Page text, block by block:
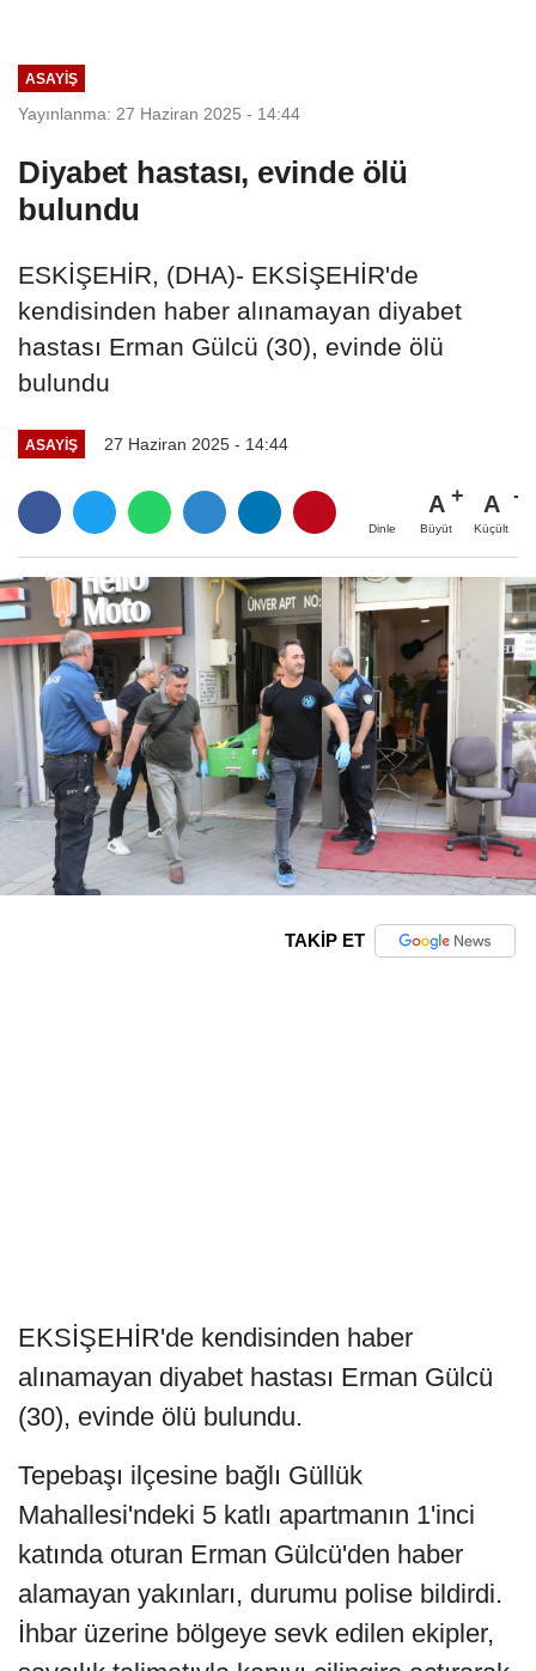
ASAYIŞ
Yayınlanma: 27 Haziran 2025 - 14:44
Diyabet hastası, evinde ölü
bulundu
ESKİŞEHİR, (DHA)- EKSİŞEHİR'de
kendisinden haber alınamayan diyabet
hastası Erman Gülcü (30), evinde ölü
bulundu
ASAYIŞ 27 Haziran 2025 - 14:44
Dinle
A
Büyüt
A
Küçült
TAKİP ET
EKSİŞEHİR'de kendisinden haber
alınamayan diyabet hastası Erman Gülcü
(30), evinde ölü bulundu.
Tepebaşı ilçesine bağlı Güllük
Mahallesi'ndeki 5 katlı apartmanın 1'inci
katında oturan Erman Gülcü'den haber
alamayan yakınları, durumu polise bildirdi.
İhbar üzerine bölgeye sevk edilen ekipler,